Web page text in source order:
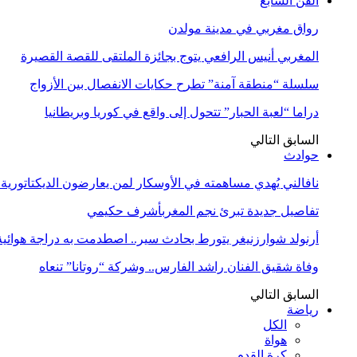
رواق مغربي في مدينة مولدن
المغربي أنيس الرافعي يتوج بجائزة الملتقى للقصة القصيرة
سلسلة “منطقة آمنة” تطرح حكايات الانفصال بين الأزواج
دراما “لعبة الحبار” تتحول إلى واقع في كوريا وبريطانيا
السابق التالي
حوادث
نافالني يُهدي مساهمته في الأوسكار لمن يعارضون
تفاصيل جديدة تبرئ نجم المغربأشرف حكيمي
أرنولد شوارزنيغر يتورط بحادث سير.. اصطدمت به دراجة
وفاة شقيق الفنان راشد الفارس.. وشركة “روتانا” تنعاه
السابق التالي
رياضة
الكل
هواة